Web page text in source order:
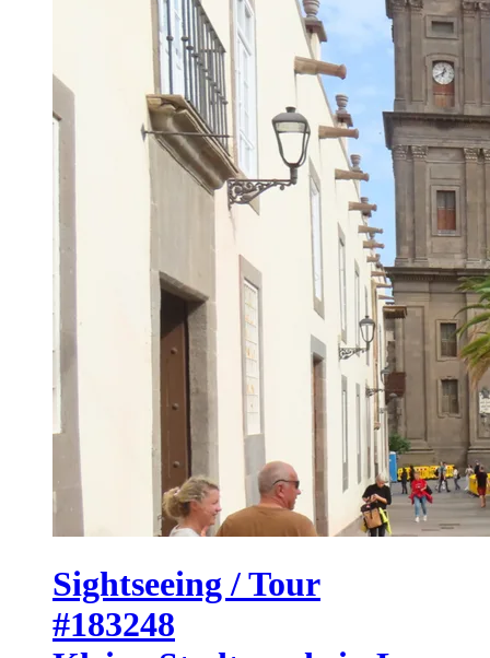
Sightseeing / Tour
#183248